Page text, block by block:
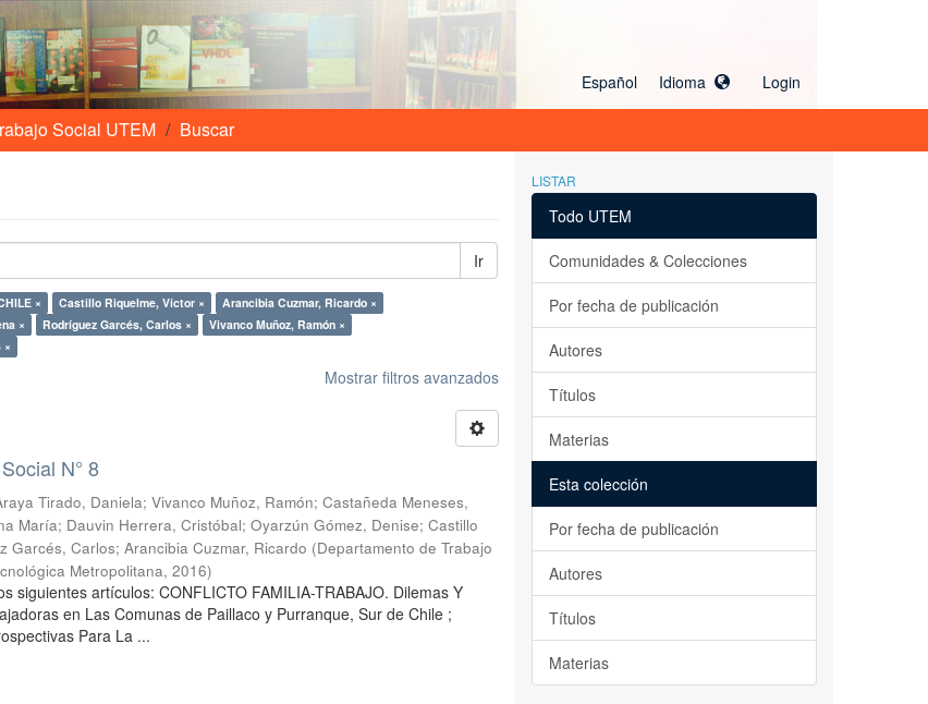
Español Idioma Login
Social UTEM Buscar
Ir
× Castillo Riquelme, Víctor ×
Arancibia Cuzmar, Ricardo ×
× Rodríguez Garcés, Carlos ×
Vivanco Muñoz, Ramón ×
×
Mostrar filtros avanzados
N° 8
Tirado, Daniela;Vivanco Muñoz, Ramón;Castañeda Meneses,
María; Dauvin Herrera, Cristóbal;Oyarzún Gómez, Denise;Castillo
Garcés, Carlos;Arancibia Cuzmar, Ricardo (Departamento de Trabajo
Metropolitana,2016)
siguientes artículos: CONFLICTO FAMILIA-TRABAJO. Dilemas Y
en Las Comunas de Paillaco y Purranque, Sur de Chile ;
Para La ...
LISTAR
Todo UTEM
Comunidades & Colecciones
Por fecha de publicación
Autores
Títulos
Materias
Esta colección
Por fecha de publicación
Autores
Títulos
Materias